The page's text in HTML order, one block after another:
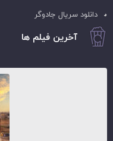
دانلود سریال جادوگر
آخرین فیلم ها